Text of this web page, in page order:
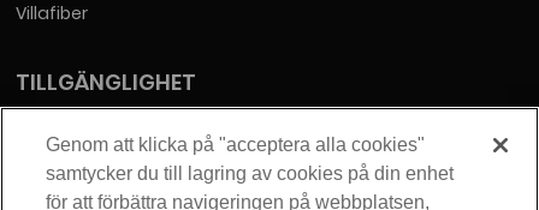
Villafiber
TILLGÄNGLIGHET
Tillgänglighetsredogörelse
KONTAKT
Genom att klicka på "acceptera alla cookies"
samtycker du till lagring av cookies på din enhet
för att förbättra navigeringen på webbplatsen,